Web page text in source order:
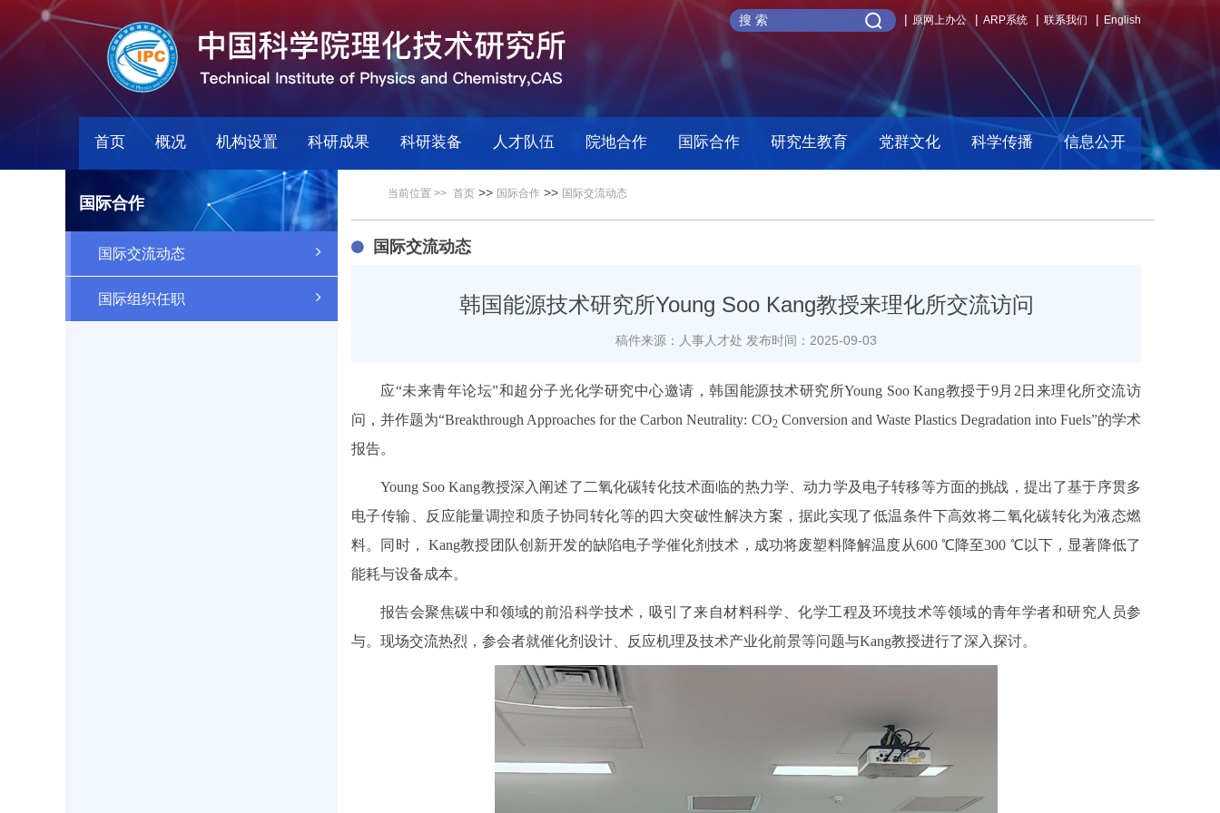
原网上办公 ARP系统 联系我们 English
首页 概况 机构设置 科研成果 科研装备 人才队伍 院地合作 国际合作 研究生教育 党群文化 科学传播 信息公开
国际合作
国际交流动态
国际组织任职
当前位置 >> 首页 >> 国际合作 >> 国际交流动态
国际交流动态
韩国能源技术研究所Young Soo Kang教授来理化所交流访问
稿件来源：人事人才处 发布时间：2025-09-03
应“未来青年论坛”和超分子光化学研究中心邀请，韩国能源技术研究所Young Soo Kang教授于9月2日来理化所交流访
问，并作题为“Breakthrough Approaches for the Carbon Neutrality: CO2Conversion and Waste Plastics Degradation into Fuels”的学术
报告。
Young Soo Kang教授深入阐述了二氧化碳转化技术面临的热力学、动力学及电子转移等方面的挑战，提出了基于序贯多
电子传输、反应能量调控和质子协同转化等的四大突破性解决方案，据此实现了低温条件下高效将二氧化碳转化为液态燃
料。同时， Kang教授团队创新开发的缺陷电子学催化剂技术，成功将废塑料降解温度从600 ℃降至300 ℃以下，显著降低了
能耗与设备成本。
报告会聚焦碳中和领域的前沿科学技术，吸引了来自材料科学、化学工程及环境技术等领域的青年学者和研究人员参
与。现场交流热烈，参会者就催化剂设计、反应机理及技术产业化前景等问题与Kang教授进行了深入探讨。